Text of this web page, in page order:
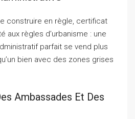
construire en règle, certificat
aux règles d’urbanisme : une
parfait se vend plus
bien avec des zones grises
Ambassades Et Des